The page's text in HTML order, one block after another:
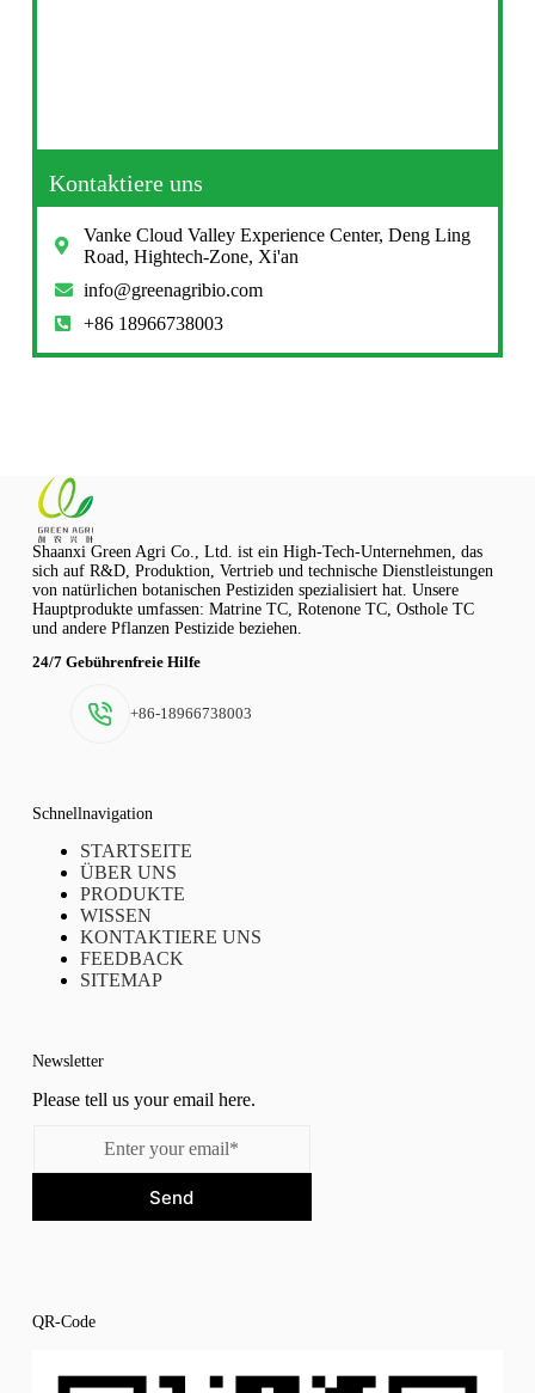
Kontaktiere uns
Vanke Cloud Valley Experience Center, Deng Ling
Road, Hightech-Zone, Xi'an
info@greenagribio.com
+86 18966738003
Shaanxi Green Agri Co., Ltd. ist ein High-Tech-Unternehmen, das
sich auf R&D, Produktion, Vertrieb und technische Dienstleistungen
von natürlichen botanischen Pestiziden spezialisiert hat. Unsere
Hauptprodukte umfassen: Matrine TC, Rotenone TC, Osthole TC
und andere Pflanzen Pestizide beziehen.
24/7 Gebührenfreie Hilfe
+86-18966738003
Schnellnavigation
STARTSEITE
ÜBER UNS
PRODUKTE
WISSEN
KONTAKTIERE UNS
FEEDBACK
SITEMAP
Newsletter
Please tell us your email here.
Send
QR-Code